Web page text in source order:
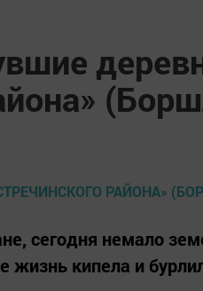
сегодня немало
жизнь кипела и